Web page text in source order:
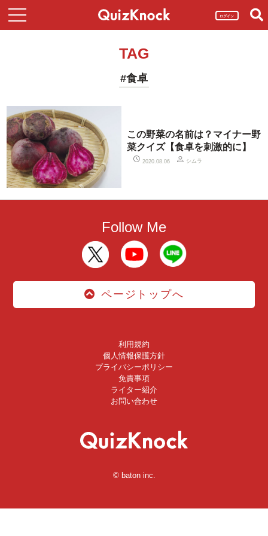
ログイン
TAG
#食卓
この野菜の名前は？マイナー野
菜クイズ【食卓を刺激的に】
2020.08.06 シムラ
Follow Me
ページトップへ
利用規約
個人情報保護方針
プライバシーポリシー
免責事項
ライター紹介
お問い合わせ
© baton inc.